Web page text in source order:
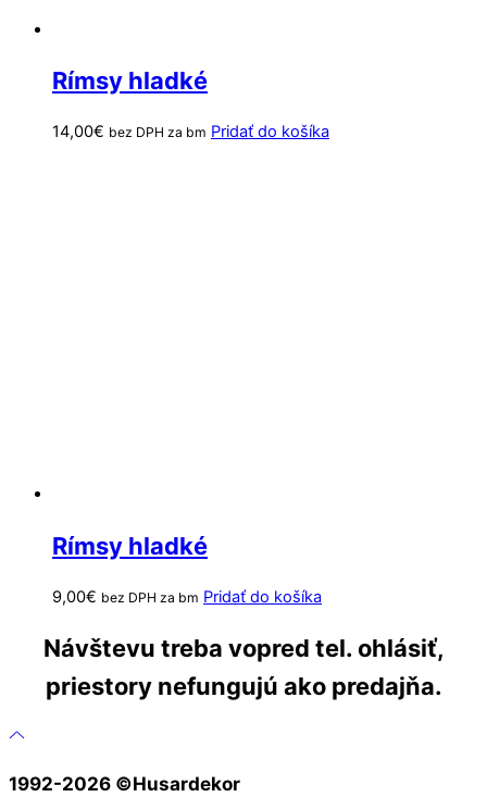
Rímsy hladké
14,00€ bez DPH za bm Pridať do košíka
Rímsy hladké
9,00€ bez DPH za bm Pridať do košíka
Návštevu treba vopred tel. ohlásiť,
priestory nefungujú ako predajňa.
1992-2026 ©️Husardekor